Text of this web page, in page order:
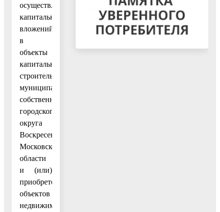
осуществление
капитальных
вложений
в
объекты
капитального
строительства
муниципальной
собственности
городского
округа
Воскресенск
Московской
области
и (или)
приобретений
объектов
недвижимого